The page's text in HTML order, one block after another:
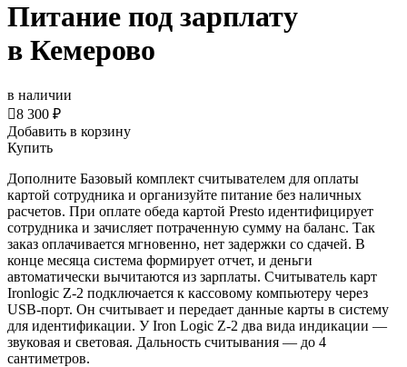
Питание под зарплату
в Кемерово
в наличии
8 300 ₽
Добавить в корзину
Купить
Дополните Базовый комплект считывателем для оплаты
картой сотрудника и организуйте питание без наличных
расчетов. При оплате обеда картой Presto идентифицирует
сотрудника и зачисляет потраченную сумму на баланс. Так
заказ оплачивается мгновенно, нет задержки со сдачей. В
конце месяца система формирует отчет, и деньги
автоматически вычитаются из зарплаты. Считыватель карт
Ironlogic Z-2 подключается к кассовому компьютеру через
USB-порт. Он считывает и передает данные карты в систему
для идентификации. У Iron Logic Z-2 два вида индикации —
звуковая и световая. Дальность считывания — до 4
сантиметров.